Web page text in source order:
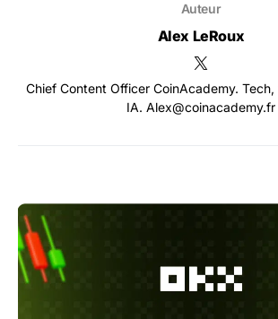
Auteur
Alex LeRoux
Chief Content Officer CoinAcademy.
IA. Alex@coinacademy.fr